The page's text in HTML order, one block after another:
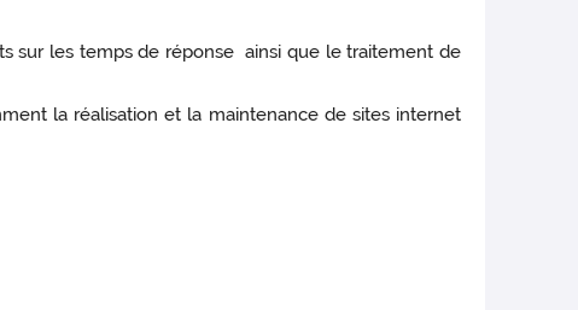
sur les temps de réponse ainsi que le traitement de
la réalisation et la maintenance de sites internet